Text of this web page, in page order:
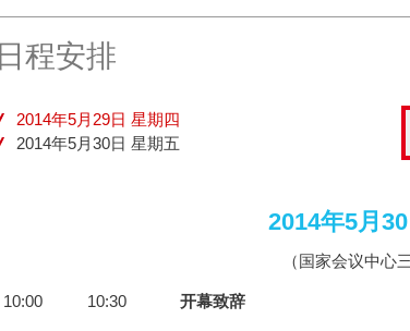
日程安排
2014年5月29日 星期四
2014年5月30日 星期五
2014年5月
（国家会议中心
10:00 10:30 开幕致辞